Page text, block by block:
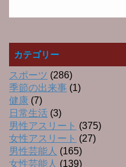
カテゴリー
スポーツ (286)
季節の出来事 (1)
健康 (7)
日常生活 (3)
男性アスリート (375)
女性アスリート (27)
男性芸能人 (165)
女性芸能人 (139)